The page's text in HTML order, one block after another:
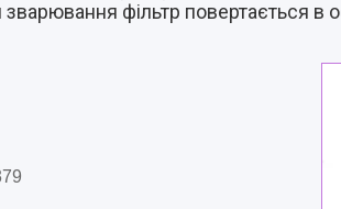
фільтр повертається в